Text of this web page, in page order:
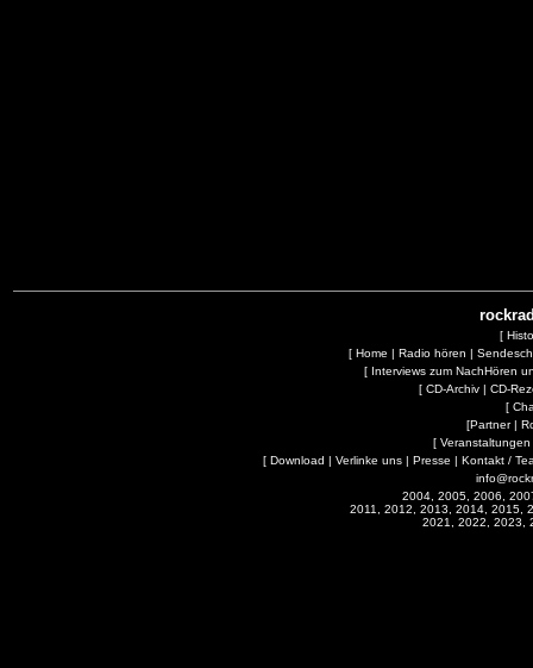
[
[ Home | Radio hören |
[ Interviews zum NachHören
[ CD-Archiv| CD-
[
[Partner|
[ Veranstaltungen
[ Download | Verlinke uns | Presse | Kontakt /
2004, 2005, 2006,
2011, 2012, 2013, 2014, 2015,
2021, 2022, 2023,